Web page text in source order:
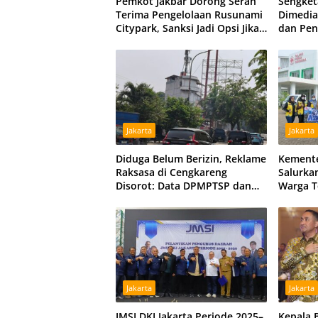
Terima Pengelolaan Rusunami
Citypark, Sanksi Jadi Opsi Jika
dan
Jakarta
Diduga Belum Berizin, Reklame
Raksasa di Cengkareng
Disorot: Data DPMPTSP dan
Jakarta
Warga
Umum
Jakarta Jakarta